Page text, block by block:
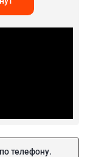
телефону.